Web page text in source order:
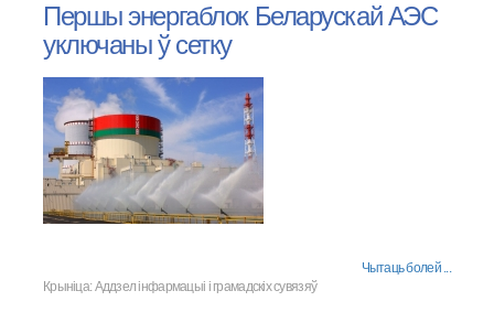
Першы энергаблок Беларускай АЭС
уключаны ў сетку
Чытаць болей ...
Крыніца:Аддзел інфармацыі і грамадскіх сувязяў